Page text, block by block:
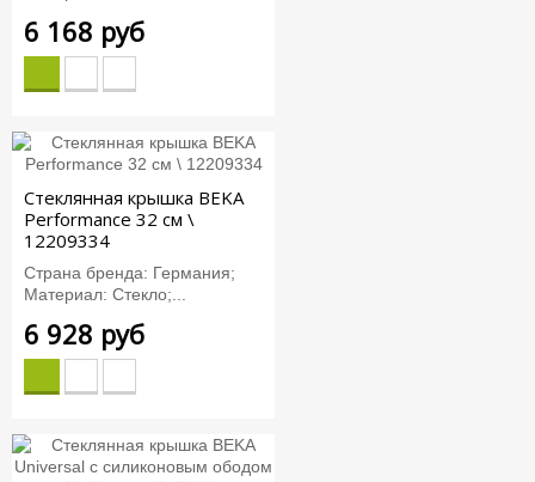
6 168 руб
Стеклянная крышка BEKA
Performance 32 см \
12209334
Страна бренда: Германия;
Материал: Стекло;...
6 928 руб